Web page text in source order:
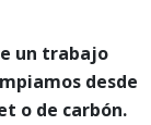
un trabajo
desde
o de carbón.